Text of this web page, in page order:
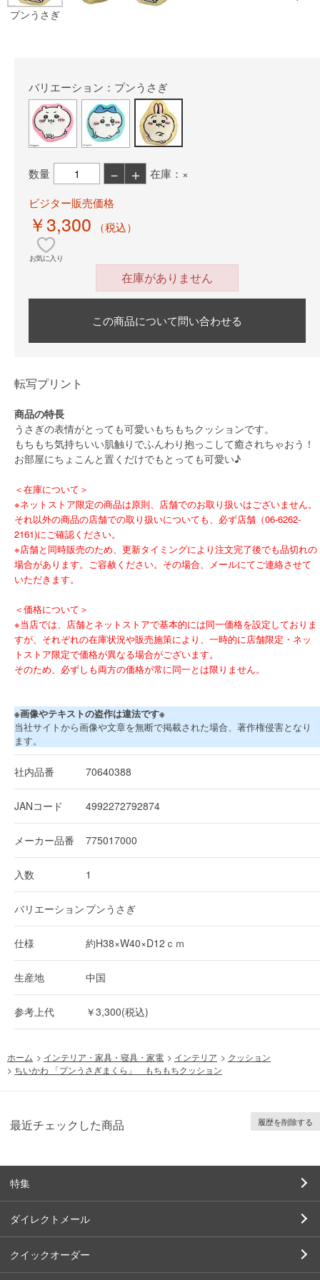
プンうさぎ
バリエーション：プンうさぎ
数量 － ＋
在庫：×
ビジター販売価格
￥3,300 （税込）
お気に入り
在庫がありません
この商品について問い合わせる
転写プリント
商品の特長
うさぎの表情がとっても可愛いもちもちクッションです。
もちもち気持ちいい肌触りでふんわり抱っこして癒されちゃおう！
お部屋にちょこんと置くだけでもとっても可愛い♪
＜在庫について＞
※ネットストア限定の商品は原則、店舗でのお取り扱いはございません。
それ以外の商品の店舗での取り扱いについても、必ず店舗（06-6262-
2161)にご確認ください。
※店舗と同時販売のため、更新タイミングにより注文完了後でも品切れの
場合があります。ご容赦ください。その場合、メールにてご連絡させて
いただきます。
＜価格について＞
※当店では、店舗とネットストアで基本的には同一価格を設定しておりま
すが、それぞれの在庫状況や販売施策により、一時的に店舗限定・ネッ
トストア限定で価格が異なる場合がございます。
そのため、必ずしも両方の価格が常に同一とは限りません。
※画像やテキストの盗作は違法です※
当社サイトから画像や文章を無断で掲載された場合、著作権侵害となり
ます。
社内品番 70640388
JANコード 4992272792874
メーカー品番 775017000
入数 1
バリエーション プンうさぎ
仕様 約H38×W40×D12ｃｍ
生産地 中国
参考上代 ￥3,300(税込)
ホーム > インテリア・家具・寝具・家電 > インテリア > クッション
> ちいかわ 「プンうさぎまくら」 もちもちクッション
最近チェックした商品 履歴を削除する
特集
ダイレクトメール
クイックオーダー